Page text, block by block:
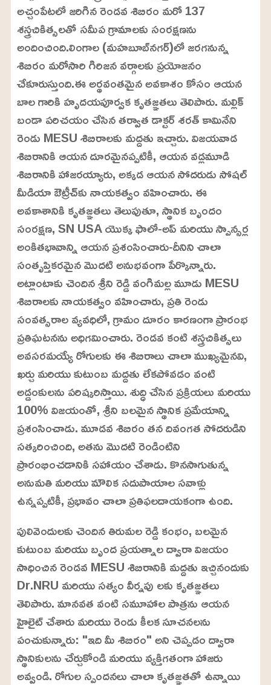
అచ్చంపేటలో జరిగిన రెండవ శిబిరం మరో 137
శస్త్రచికిత్సలతో సమీప గ్రామాలకు సంరక్షణను
అందించింది.లింగాల (మహబూబ్‌నగర్)లో జరగనున్న
శిబిరం మరోసారి గిరిజన వర్గాలకు ప్రయోజనం
చేకూరుస్తుంది.ఈ అర్థవంతమైన అవకాశం కోసం ఆయన
బాల గారికి హృదయపూర్వక కృతజ్ఞతలు తెలిపారు. మల్లిక్
బండా పరిచయం చేసిన తర్వాత డాక్టర్ శరత్ కామినేని
రెండు MESU శిబిరాలకు మద్దతు ఇచ్చారు. విజయవాడ
శిబిరానికి ఆయన దూరమైనప్పటికీ, ఆయన వడ్లమూడి
శిబిరానికి హాజరయ్యారు, అక్కడ ఆయన సోదరుడు సోషల్
మీడియా ఔట్రీచ్‌కు నాయకత్వం వహించారు. ఈ
అవకాశానికి కృతజ్ఞతలు తెలుపుతూ, స్థానిక బృందం
సంరక్షణ, SN USA యొక్క ఫాలో-అప్ మరియు స్పాన్సర్ల
అంకితభావాన్ని ఆయన ప్రశంసించారు-దీనిని చాలా
సంతృప్తికరమైన మొదటి అనుభవంగా పేర్కొన్నారు.
అట్లాంటాకు చెందిన శ్రీని రెడ్డి వంగిమల్ల మూడు MESU
శిబిరాలకు నాయకత్వం వహించారు, ప్రతి రెండు
సంవత్సరాల వ్యవధిలో, గ్రామం దూరం కారణంగా ప్రారంభ
ప్రతిఘటనను అధిగమించారు. రెండవ కంటి శస్త్రచికిత్సలు
అవసరమయ్యే రోగులకు ఈ శిబిరాలు చాలా ముఖ్యమైనవి,
ఖర్చు మరియు కుటుంబ మద్దతు లేకపోవడం వంటి
అడ్డంకులను పరిష్కరిస్తాయి. శుద్ధి చేసిన ప్రక్రియలు మరియు
100% విజయంతో, శ్రీని బలమైన స్థానిక ప్రమేయాన్ని
ప్రశంసించాడు. మూడవ శిబిరం తన దివంగత సోదరుడిని
సత్కరించింది, అతను మొదటి రెండింటిని
ప్రారంభించడానికి సహాయం చేశాడు. కొనసాగుతున్న
అనుమతి మరియు మౌలిక సదుపాయాల సవాళ్లు
ఉన్నప్పటికీ, ప్రభావం చాలా ప్రతిఫలదాయకంగా ఉంది.
పులివెందులకు చెందిన తిరుమల రెడ్డి కంభం, బలమైన
కుటుంబ మరియు బృంద ప్రయత్నాల ద్వారా విజయం
సాధించిన రెండవ MESU శిబిరానికి మద్దతు ఇచ్చినందుకు
Dr.NRU మరియు సత్యం వీర్నపు లకు కృతజ్ఞతలు
తెలిపారు. మానవత వంటి సమూహాల పాత్రను ఆయన
హైలైట్ చేశారు మరియు రెండు కీలక సూచనలను
పంచుకున్నారు: "ఇది మీ శిబిరం" అని చెప్పడం ద్వారా
స్థానికులను చేర్చుకోండి మరియు వ్యక్తిగతంగా హాజరు
అవ్వండి. రోగుల స్పందనలు చాలా కృతజ్ఞతతో ఉన్నాయి